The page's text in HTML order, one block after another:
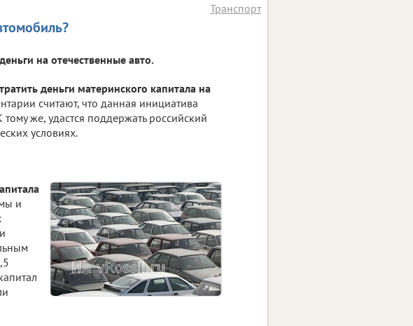
Транспорт
на отечественные авто.
деньги материнского капитала на
считают, что данная инициатива
же, удастся поддержать российский
условиях.
и